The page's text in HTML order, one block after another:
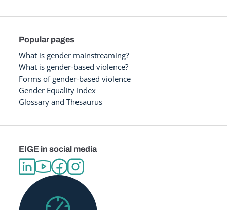
Popular pages
What is gender mainstreaming?
What is gender-based violence?
Forms of gender-based violence
Gender Equality Index
Glossary and Thesaurus
EIGE in social media